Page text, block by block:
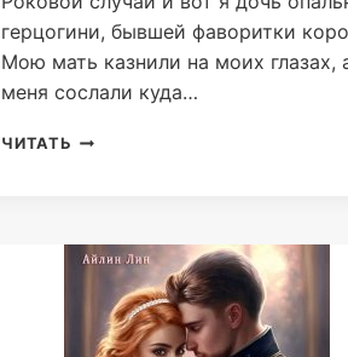
герцогини, бывшей фаворитки
Мою мать казнили на моих глазах,
меня сослали куда…
ЧИТАТЬ ДОЧЬ